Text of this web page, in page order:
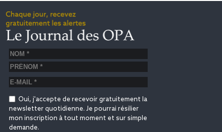
Oui, j'accepte de recevoir gratuitement la
newsletter quotidienne. Je pourrai résilier
mon inscription à tout moment et sur simple
demande.